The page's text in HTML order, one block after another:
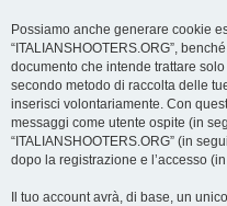
Possiamo anche generare cookie
“ITALIANSHOOTERS.ORG”,
documento che intende trattare
secondo metodo di raccolta delle
inserisci volontariamente. Con
messaggi come utente ospite (in
“ITALIANSHOOTERS.ORG” (in
dopo la registrazione e l’accesso
Il tuo account avrà, di base, un